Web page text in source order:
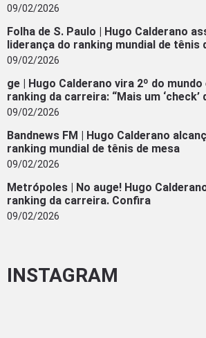
09/02/2026
Folha de S. Paulo | Hugo Calderano
liderança do ranking mundial de tênis
09/02/2026
ge | Hugo Calderano vira 2º do
ranking da carreira: “Mais um ‘check’
09/02/2026
Bandnews FM | Hugo Calderano
ranking mundial de tênis de mesa
09/02/2026
Metrópoles | No auge! Hugo
ranking da carreira. Confira
09/02/2026
INSTAGRAM